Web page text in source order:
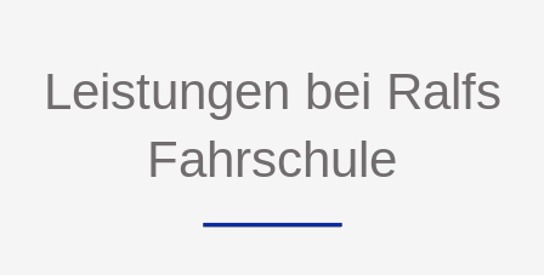
Leistungen bei Ralfs
Fahrschule